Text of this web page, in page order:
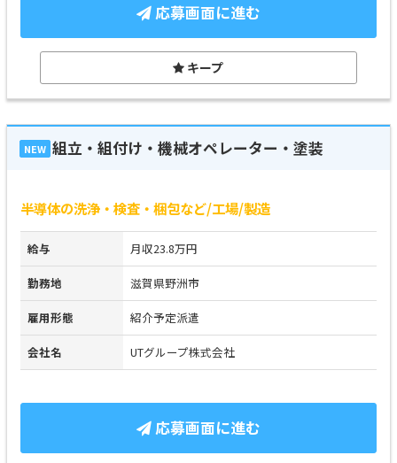
応募画面に進む
キープ
NEW 組立・組付け・機械オペレーター・塗装
半導体の洗浄・検査・梱包など/工場/製造
給与 月収23.8万円
勤務地 滋賀県野洲市
雇用形態 紹介予定派遣
会社名 UTグループ株式会社
応募画面に進む